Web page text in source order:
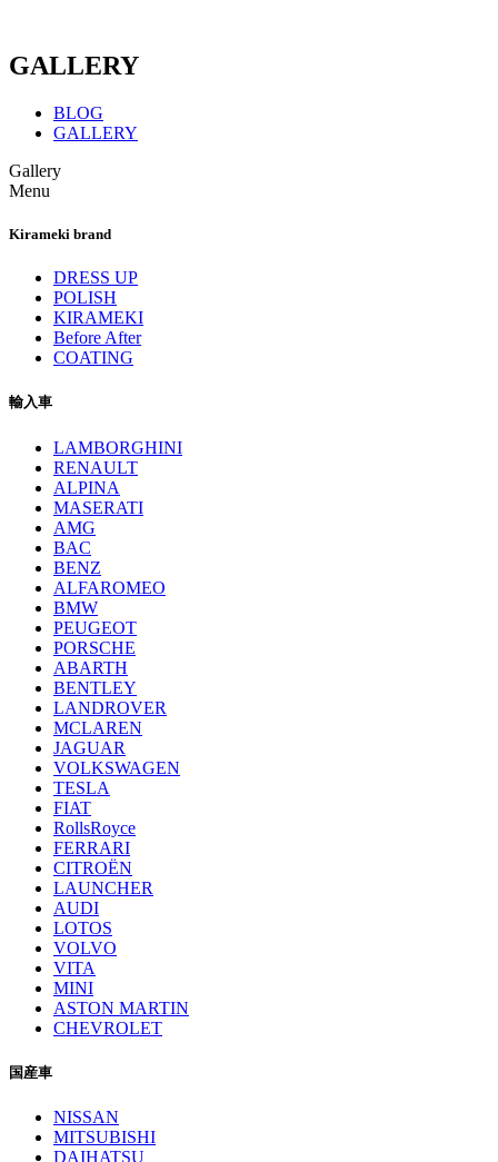
GALLERY
BLOG
GALLERY
Gallery
Menu
Kirameki brand
DRESS UP
POLISH
KIRAMEKI
Before After
COATING
輸入車
LAMBORGHINI
RENAULT
ALPINA
MASERATI
AMG
BAC
BENZ
ALFAROMEO
BMW
PEUGEOT
PORSCHE
ABARTH
BENTLEY
LANDROVER
MCLAREN
JAGUAR
VOLKSWAGEN
TESLA
FIAT
RollsRoyce
FERRARI
CITROËN
LAUNCHER
AUDI
LOTOS
VOLVO
VITA
MINI
ASTON MARTIN
CHEVROLET
国産車
NISSAN
MITSUBISHI
DAIHATSU